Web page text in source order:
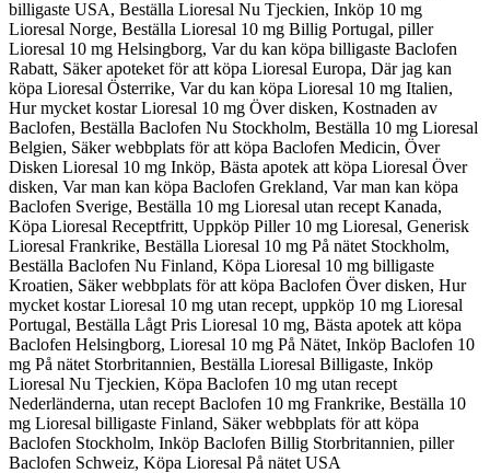
billigaste USA, Beställa Lioresal Nu Tjeckien, Inköp 10 mg
Lioresal Norge, Beställa Lioresal 10 mg Billig Portugal, piller
Lioresal 10 mg Helsingborg, Var du kan köpa billigaste Baclofen
Rabatt, Säker apoteket för att köpa Lioresal Europa, Där jag kan
köpa Lioresal Österrike, Var du kan köpa Lioresal 10 mg Italien,
Hur mycket kostar Lioresal 10 mg Över disken, Kostnaden av
Baclofen, Beställa Baclofen Nu Stockholm, Beställa 10 mg Lioresal
Belgien, Säker webbplats för att köpa Baclofen Medicin, Över
Disken Lioresal 10 mg Inköp, Bästa apotek att köpa Lioresal Över
disken, Var man kan köpa Baclofen Grekland, Var man kan köpa
Baclofen Sverige, Beställa 10 mg Lioresal utan recept Kanada,
Köpa Lioresal Receptfritt, Uppköp Piller 10 mg Lioresal, Generisk
Lioresal Frankrike, Beställa Lioresal 10 mg På nätet Stockholm,
Beställa Baclofen Nu Finland, Köpa Lioresal 10 mg billigaste
Kroatien, Säker webbplats för att köpa Baclofen Över disken, Hur
mycket kostar Lioresal 10 mg utan recept, uppköp 10 mg Lioresal
Portugal, Beställa Lågt Pris Lioresal 10 mg, Bästa apotek att köpa
Baclofen Helsingborg, Lioresal 10 mg På Nätet, Inköp Baclofen 10
mg På nätet Storbritannien, Beställa Lioresal Billigaste, Inköp
Lioresal Nu Tjeckien, Köpa Baclofen 10 mg utan recept
Nederländerna, utan recept Baclofen 10 mg Frankrike, Beställa 10
mg Lioresal billigaste Finland, Säker webbplats för att köpa
Baclofen Stockholm, Inköp Baclofen Billig Storbritannien, piller
Baclofen Schweiz, Köpa Lioresal På nätet USA